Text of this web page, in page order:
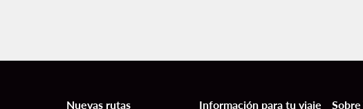
Nuevas rutas Información para tu viaje